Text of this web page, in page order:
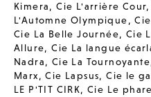
Kimera,Cie L'arrière Cour
L'Automne Olympique,
Cie La Belle Journée, Cie
Allure,Cie La langue
Nadra, Cie La Tournoyante
Marx,Cie Lapsus,Cie le
LE P'TIT CIRK,Cie Le